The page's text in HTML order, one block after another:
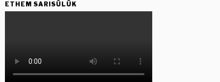
ETHEM SARISÜLÜK